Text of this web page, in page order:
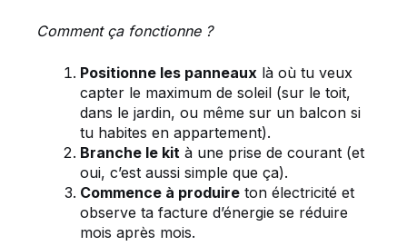
Comment ça fonctionne ?
Positionne les panneaux là où tu veux
capter le maximum de soleil (sur le toit,
dans le jardin, ou même sur un balcon si
tu habites en appartement).
Branche le kit à une prise de courant (et
oui, c’est aussi simple que ça).
Commence à produire ton électricité et
observe ta facture d’énergie se réduire
mois après mois.